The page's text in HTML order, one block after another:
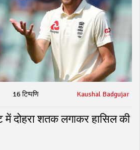
16 टिप्पणि Kaushal Badgujar
दोहरा शतक लगाकर हासिल की